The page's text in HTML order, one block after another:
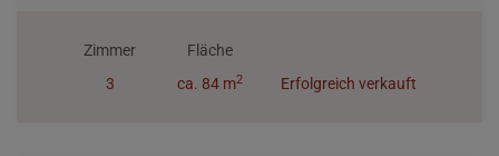
Zimmer
3
Fläche
ca. 84 m2 Erfolgreich verkauft